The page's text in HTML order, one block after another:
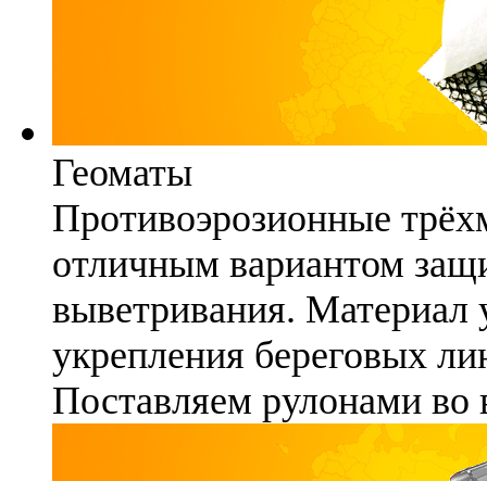
Геоматы
Противоэрозионные
отличным вариантом
выветривания. Материал
укрепления береговых
Поставляем рулонами